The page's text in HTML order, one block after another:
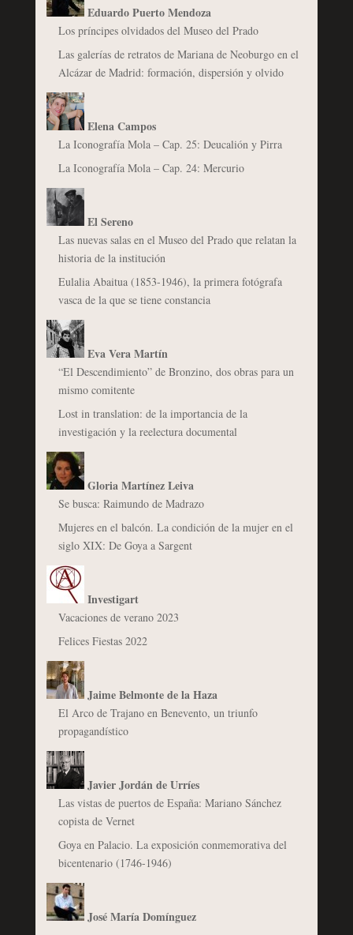
Eduardo Puerto Mendoza
Los príncipes olvidados del Museo del Prado
Las galerías de retratos de Mariana de Neoburgo en el
Alcázar de Madrid: formación, dispersión y olvido
Elena Campos
La Iconografía Mola – Cap. 25: Deucalión y Pirra
La Iconografía Mola – Cap. 24: Mercurio
El Sereno
Las nuevas salas en el Museo del Prado que relatan la
historia de la institución
Eulalia Abaitua (1853-1946), la primera fotógrafa
vasca de la que se tiene constancia
Eva Vera Martín
“El Descendimiento” de Bronzino, dos obras para un
mismo comitente
Lost in translation: de la importancia de la
investigación y la reelectura documental
Gloria Martínez Leiva
Se busca: Raimundo de Madrazo
Mujeres en el balcón. La condición de la mujer en el
siglo XIX: De Goya a Sargent
Investigart
Vacaciones de verano 2023
Felices Fiestas 2022
Jaime Belmonte de la Haza
El Arco de Trajano en Benevento, un triunfo
propagandístico
Javier Jordán de Urríes
Las vistas de puertos de España: Mariano Sánchez
copista de Vernet
Goya en Palacio. La exposición conmemorativa del
bicentenario (1746-1946)
José María Domínguez